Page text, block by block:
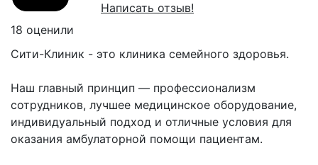
Написать отзыв!
18 оценили
Сити-Клиник - это клиника семейного здоровья.
Наш главный принцип — профессионализм
сотрудников, лучшее медицинское оборудование,
индивидуальный подход и отличные условия для
оказания амбулаторной помощи пациентам.